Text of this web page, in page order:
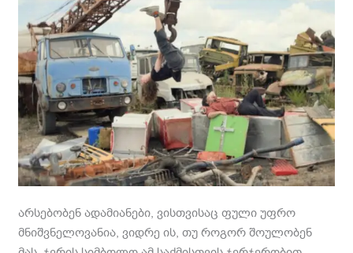
არსებობენ ადამიანები, ვისთვისაც ფული უფრო
მნიშვნელოვანია, ვიდრე ის, თუ როგორ შოულობენ